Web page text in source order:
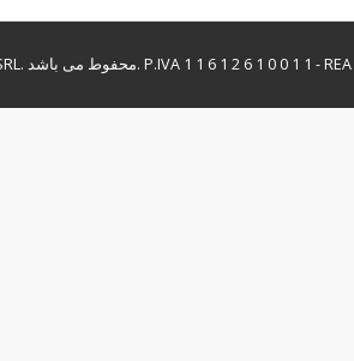
تمامی حقوق برای © 2026 Marketing 360 SRL. محفوط می باشد. P.IVA 1 1 6 1 2 6 1 0 0 1 1 -